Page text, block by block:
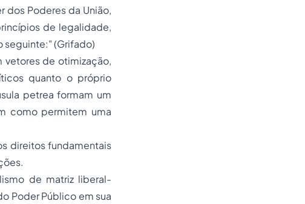
dos Poderes da União,
de legalidade,
seguinte:"(Grifado)
de otimização,
quanto o próprio
petreaformam um
como permitem uma
direitos fundamentais
de matriz liberal-
Poder Público em sua